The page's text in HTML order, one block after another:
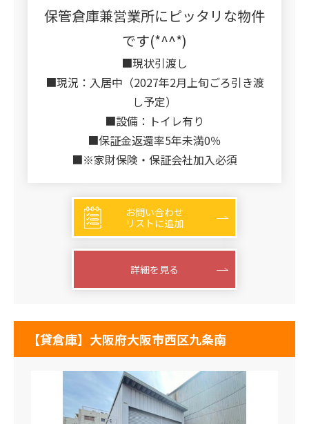
保管倉庫兼営業所にピッタリな物件
です(*^^*)
■現状引渡し
■現況：入居中（2027年2月上旬ごろ引き渡
し予定）
■設備：トイレ有り
■保証金返還率5年未満0％
■※家財保険・保証会社加入必須
お問い合わせ
リストに追加
詳細を見る
【貸倉庫】大阪府大阪市西区九条南